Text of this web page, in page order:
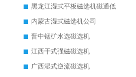
黑龙江湿式平板磁选机磁通低
内蒙古湿式磁选机公司
晋中锰矿水选磁选机
江西干式强磁磁选机
广西湿式逆流磁选机